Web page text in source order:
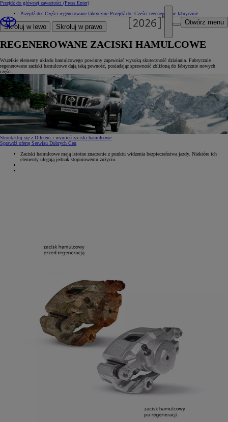
Przejdź do głównej zawartości (Press Enter)
Otwórz menu
Przejdź do: Części regenerowane fabrycznie Przejdź do: Części regenerowane fabrycznie
Skroluj w lewo Skroluj w prawo
REGENEROWANE ZACISKI HAMULCOWE
Wszelkie elementy układu hamulcowego powinny zapewniać wysoką skuteczność działania. Fabrycznie
regenerowane zaciski hamulcowe dają taką pewność, posiadając sprawność zbliżoną do fabrycznie nowych
części.
Skontaktuj się z Dilerem i wymień zaciski hamulcowe
Sprawdź ofertę Serwisu Dobrych Cen
Zaciski hamulcowe mają istotne znaczenie z punktu widzenia bezpieczeństwa jazdy. Niektóre ich
elementy ulegają jednak stopniowemu zużyciu.